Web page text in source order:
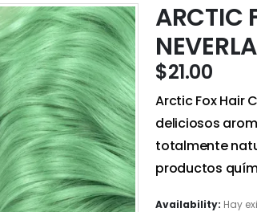
ARCTIC
$21.00
Arctic Fox Hair
deliciosos
totalmente
productos
Availability: Hay